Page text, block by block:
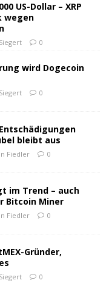
US-Dollar – XRP
wegen
0
wird Dogecoin
0
bleibt aus
Fiedler 0
im Trend – auch
Bitcoin Miner
Fiedler 0
Gründer,
0